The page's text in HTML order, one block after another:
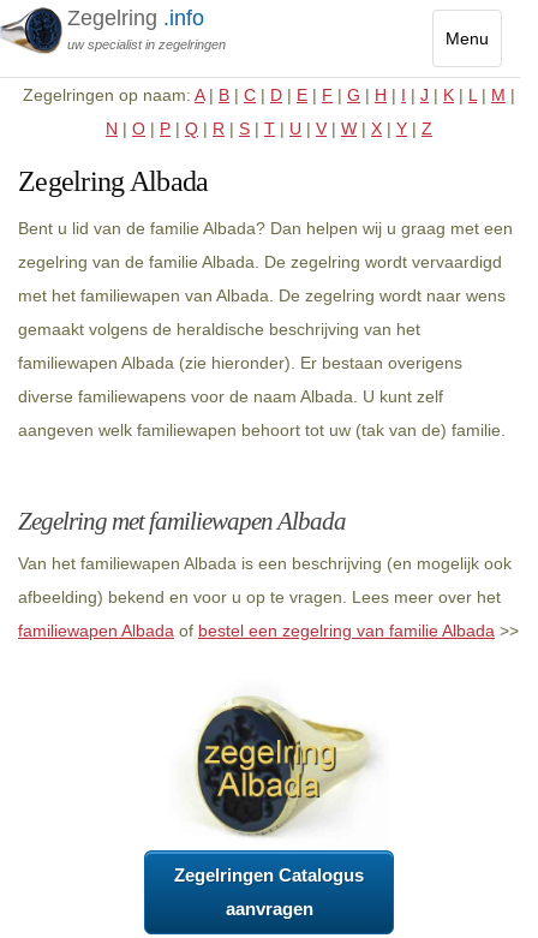
Menu
Toggle
Zegelring .info
uw specialist in zegelringen
Zegelringen op naam: A| B | C | D | E | F | G | H | I | J | K | L | M |
N | O | P | Q | R | S | T | U | V | W | X | Y | Z
Zegelring Albada
Bent u lid van de familie Albada? Dan helpen wij u graag met een
zegelring van de familie Albada. De zegelring wordt vervaardigd
met het familiewapen van Albada. De zegelring wordt naar wens
gemaakt volgens de heraldische beschrijving van het
familiewapen Albada (zie hieronder). Er bestaan overigens
diverse familiewapens voor de naam Albada. U kunt zelf
aangeven welk familiewapen behoort tot uw (tak van de) familie.
Zegelring met familiewapen Albada
Van het familiewapen Albada is een beschrijving (en mogelijk ook
afbeelding) bekend en voor u op te vragen. Lees meer over het
familiewapen Albada of bestel een zegelring van familie Albada >>
Zegelringen Catalogus
aanvragen